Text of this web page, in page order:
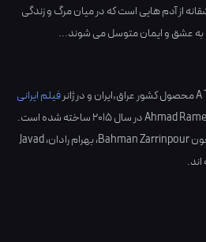
از آدم هایی است که در میان مرگ و زندگی
به عشق و ایمان متوسل می شوند...
عراق,ایرانو در ژانرفیلم ایرانی
Ahmadدر سال2015ساخته شده است.
Bahman Zarrinpour،بهرام رادان،Javad